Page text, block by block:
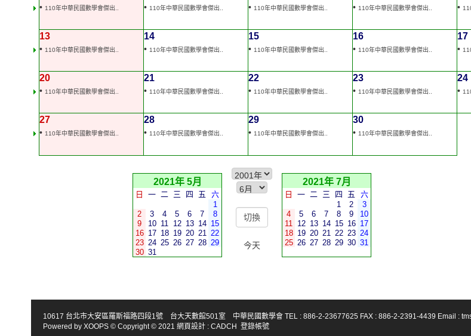
• 110年中華民國數學會傑出.. • 110年中華民國數學會傑出.. • 110年中華民國數學會傑出.. • 110年中華民國數學會傑出.. •
13
• 110年中華民國數學會傑出..
14
• 110年中華民國數學會傑出..
15
• 110年中華民國數學會傑出..
16
• 110年中華民國數學會傑出..
17
•
20
• 110年中華民國數學會傑出..
21
• 110年中華民國數學會傑出..
22
• 110年中華民國數學會傑出..
23
• 110年中華民國數學會傑出..
24
•
27
• 110年中華民國數學會傑出..
28
• 110年中華民國數學會傑出..
29
• 110年中華民國數學會傑出..
30
• 110年中華民國數學會傑出..
2021年 5月
日 一 二 三 四 五
六
1
2
3 4 5 6 7
8
9
10 11 12 13 14 15
16 17 18 19 20 21 22
23 24 25 26 27 28 29
30 31
今天
2021年 7月
日 一 二 三 四 五
六
1
2
3
4
5 6 7 8 9
10
11 12 13 14 15 16 17
18 19 20 21 22 23 24
25 26 27 28 29 30 31
10617 台北市大安區羅斯福路四段1號 台大天數館501室 中華民國數學會 TEL : 886-2-23677625 FAX : 886-2-2391-4439 Email :
Powered by XOOPS © Copyright © 2021 網頁設計 : CADCH 登錄帳號